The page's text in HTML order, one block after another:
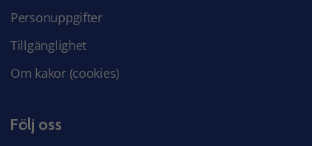
Personuppgifter
Tillgänglighet
Om kakor (cookies)
Följ oss